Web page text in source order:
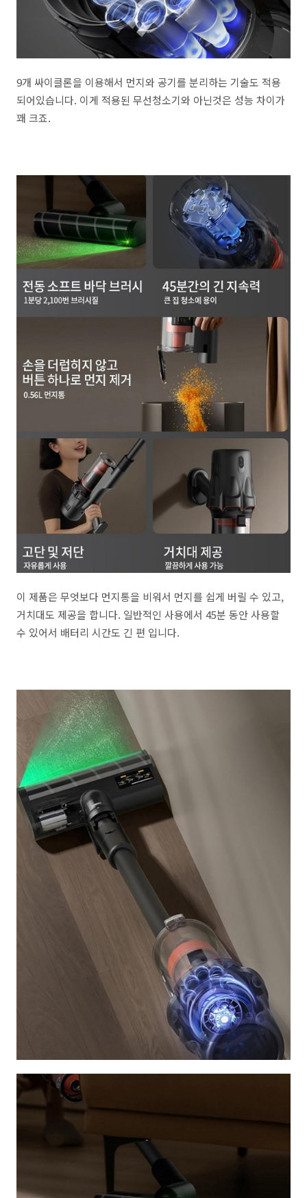
9개 싸이클론을 이용해서 먼지와 공기를 분리하는 기술도 적용
되어있습니다. 이게 적용된 무선청소기와 아닌것은 성능 차이가
꽤 크죠.
이 제품은 무엇보다 먼지통을 비워서 먼지를 쉽게 버릴 수 있고,
거치대도 제공을 합니다. 일반적인 사용에서 45분 동안 사용할
수 있어서 배터리 시간도 긴 편 입니다.